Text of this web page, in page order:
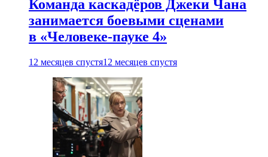
Команда каскадёров Джеки Чана
занимается боевыми сценами
в «Человеке-пауке 4»
12 месяцев спустя12 месяцев спустя